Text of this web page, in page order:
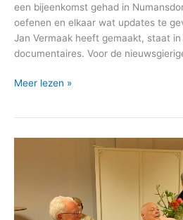
een bijeenkomst gehad in
oefenen en elkaar wat updates te
Jan Vermaak heeft gemaakt, staat
documentaires. Voor de
Droneteam
Meer lezen »